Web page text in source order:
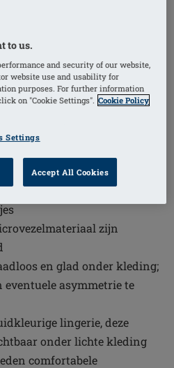
cups met
zijn
en glad onder kleding;
eventuele asymmetrie te
lingerie, deze
onder lichte kleding
comfortabele
to us.
and security of our website,
website use and usability for
purposes. For further information
on "Cookie Settings". Cookie Policy
Settings
Accept All Cookies